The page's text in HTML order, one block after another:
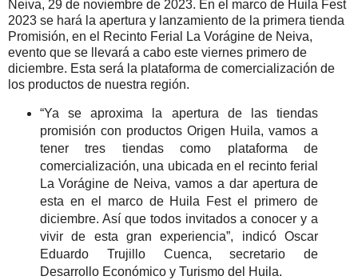
Neiva, 29 de noviembre de 2023. En el marco de Huila Fest
2023 se hará la apertura y lanzamiento de la primera tienda
Promisión, en el Recinto Ferial La Vorágine de Neiva,
evento que se llevará a cabo este viernes primero de
diciembre. Esta será la plataforma de comercialización de
los productos de nuestra región.
“Ya se aproxima la apertura de las tiendas
promisión con productos Origen Huila, vamos a
tener tres tiendas como plataforma de
comercialización, una ubicada en el recinto ferial
La Vorágine de Neiva, vamos a dar apertura de
esta en el marco de Huila Fest el primero de
diciembre. Así que todos invitados a conocer y a
vivir de esta gran experiencia”, indicó Oscar
Eduardo Trujillo Cuenca, secretario de
Desarrollo Económico y Turismo del Huila.